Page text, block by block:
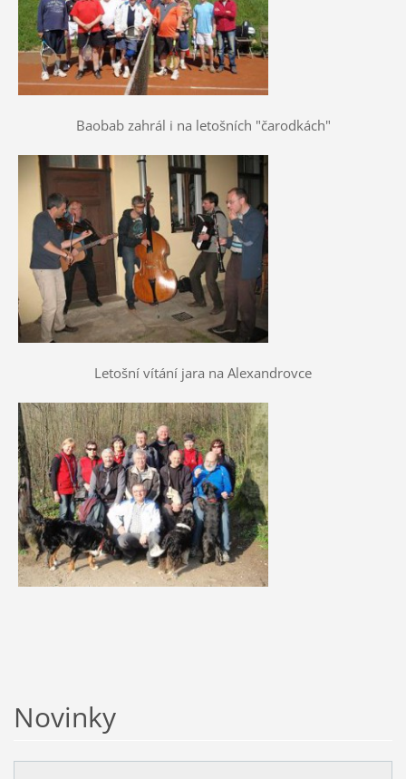
Baobab zahrál i na letošních "čarodkách"
Letošní vítání jara na Alexandrovce
Novinky